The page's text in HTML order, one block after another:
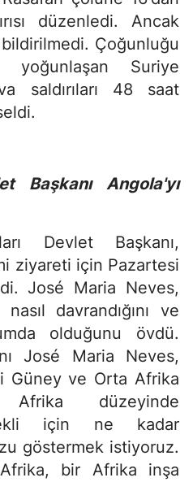
düzenledi. Ancak
Çoğunluğu
yoğunlaşan Suriye
saldırıları 48 saat
Başkanı Angola'yı
Devlet Başkanı,
ziyareti için Pazartesi
José Maria Neves,
davrandığını ve
olduğunu övdü.
José Maria Neves,
Güney ve Orta Afrika
düzeyinde
için ne kadar
göstermek istiyoruz.
bir Afrika inşa